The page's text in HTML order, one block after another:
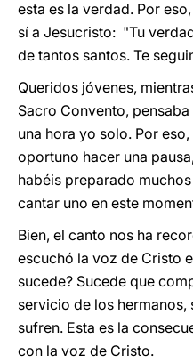
esta es la verdad. Por
sí a Jesucristo: "Tu
de tantos santos. Te
Queridos jóvenes,
Sacro Convento,
una hora yo solo. Por
oportuno hacer una
habéis preparado
cantar uno en este
Bien, el canto nos ha
escuchó la voz de Cristo
sucede? Sucede que
servicio de los
sufren. Esta es la
con la voz de Cristo.